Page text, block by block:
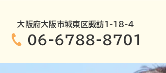
大阪府大阪市城東区諏訪1-18-4
06-6788-8701